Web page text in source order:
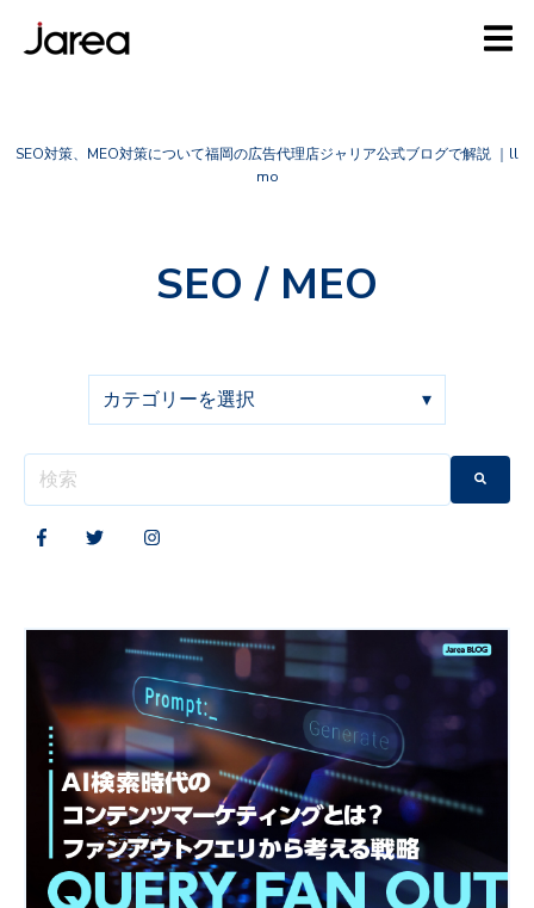
SEO対策、MEO対策について福岡の広告代理店ジャリア公式ブログで解説 ｜ll
mo
SEO / MEO